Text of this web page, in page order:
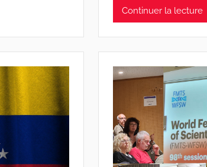
a
P
i
n
t
s
S
a
Continuer la lecture